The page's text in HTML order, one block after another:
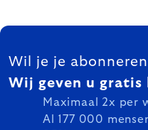
FOOTER
Wil je je
Wij geven u gratis
Maximaal 2x per
Al 177 000